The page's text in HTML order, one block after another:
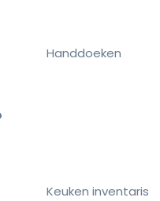
Handdoeken
Keuken inventaris